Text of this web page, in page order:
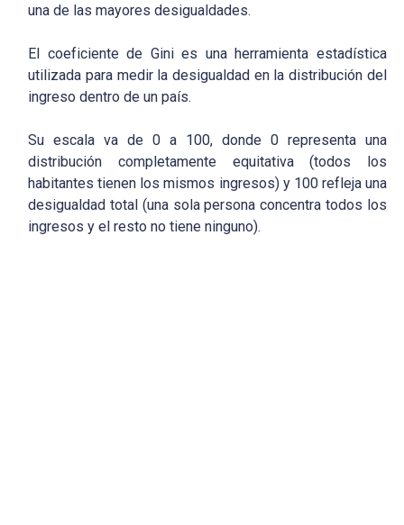
una de las mayores desigualdades.
El coeficiente de Gini es una herramienta estadística
utilizada para medir la desigualdad en la distribución del
ingreso dentro de un país.
Su escala va de 0 a 100, donde 0 representa una
distribución completamente equitativa (todos los
habitantes tienen los mismos ingresos) y 100 refleja una
desigualdad total (una sola persona concentra todos los
ingresos y el resto no tiene ninguno).